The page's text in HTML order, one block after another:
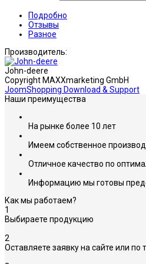
Подробно
Отзывы
Разное
Производитель:
John-deere
Copyright MAXXmarketing GmbH
JoomShopping Download & Support
Наши преимущества
На рынке более 10 лет
Имеем собственное
Отличное качество по
Информацию мы готовы
Как мы работаем?
1
Выбираете продукцию
2
Оставляете заявку на сайте или по